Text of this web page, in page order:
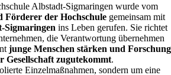
Albstadt-Sigmaringen wurde vom
Förderer der Hochschule gemeinsam mit
Sigmaringen ins Leben gerufen. Sie richtet
die Verantwortung übernehmen
junge Menschen stärken und Forschung
Gesellschaft zugutekommt.
Einzelmaßnahmen, sondern um eine